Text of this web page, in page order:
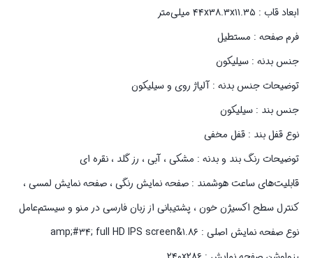
ابعاد قاب : ۴۴x۳۸.۳x۱۱.۳۵ میلی‌متر
فرم صفحه : مستطیل
جنس بدنه : سیلیکون
توضیحات جنس بدنه : آلیاژ روی و سیلیکون
جنس بند : سیلیکون
نوع قفل بند : قفل مخفی
توضیحات رنگ بند و بدنه : مشکی ، آبی ، رز گلد ، نقره ای
قابلیت‌های ساعت هوشمند : صفحه نمایش رنگی ، صفحه نمایش لمسی ،
کنترل سطح اکسیژن خون ، پشتیبانی از زبان فارسی در منو و سیستم‌عامل
نوع صفحه نمایش اصلی : ۱.۸۶&amp;#۳۴; full HD IPS screen